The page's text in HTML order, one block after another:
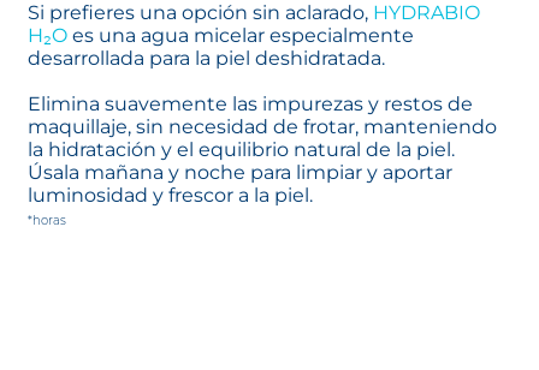
Si prefieres una opción sin aclarado, HYDRABIO
H₂O es una agua micelar especialmente
desarrollada para la piel deshidratada.
Elimina suavemente las impurezas y restos de
maquillaje, sin necesidad de frotar, manteniendo
la hidratación y el equilibrio natural de la piel.
Úsala mañana y noche para limpiar y aportar
luminosidad y frescor a la piel.
*horas